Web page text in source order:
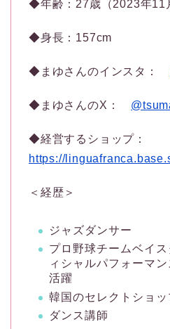
◆年齢：27歳（2023年11
◆身長：157cm
◆まゆさんのインスタ：
◆まゆさんのX：
◆経営するショップ：
https://
＜経歴＞
ジャズダンサー
プロ野球チームベイ
ィシャルパフォーマ
活躍
韓国のセレクトショッ
ダンス講師